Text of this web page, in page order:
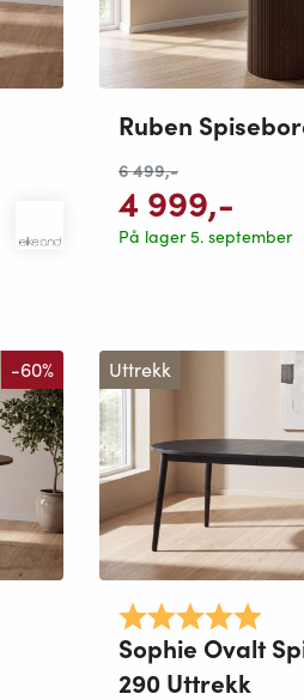
Ruben
6 499,-
4 999,-
På lager 5. september
-60% Uttrekk
Karakter:
Sophie Ovalt
290 Uttrekk